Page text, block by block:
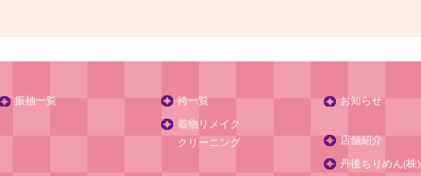
振袖一覧 袴一覧
着物リメイク
クリーニング
お知らせ
店舗紹介
丹後ちりめん(株)